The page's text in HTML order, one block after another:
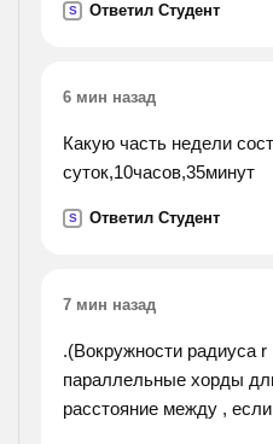
S Ответил Студент
6 мин назад
Какую часть недели
суток,10часов,35минут
S Ответил Студент
7 мин назад
.(Вокружности радиуса
параллельные хорды
расстояние между ,